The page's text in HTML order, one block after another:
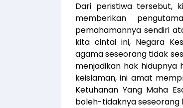
Dari peristiwa tersebut,
memberikan
pemahamannya sendiri
kita cintai ini, Negara
agama seseorang tidak
menjadikan hak hidupnya
keislaman, ini amat
Ketuhanan Yang Maha
boleh-tidaknya seseorang